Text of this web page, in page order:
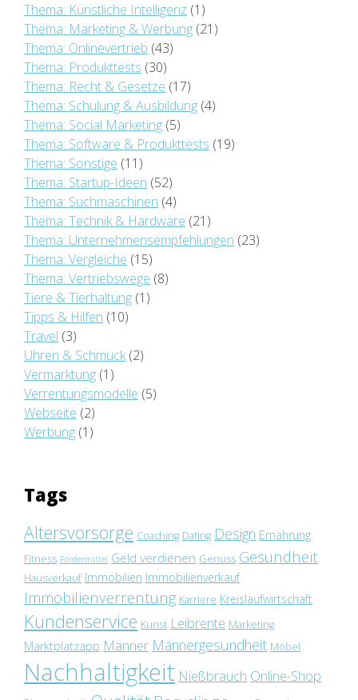
Thema: Künstliche Intelligenz (1)
Thema: Marketing & Werbung (21)
Thema: Onlinevertrieb (43)
Thema: Produkttests (30)
Thema: Recht & Gesetze (17)
Thema: Schulung & Ausbildung (4)
Thema: Social Marketing (5)
Thema: Software & Produkttests (19)
Thema: Sonstige (11)
Thema: Startup-Ideen (52)
Thema: Suchmaschinen (4)
Thema: Technik & Hardware (21)
Thema: Unternehmensempfehlungen (23)
Thema: Vergleiche (15)
Thema: Vertriebswege (8)
Tiere & Tierhaltung (1)
Tipps & Hilfen (10)
Travel (3)
Uhren & Schmuck(2)
Vermarktung (1)
Verrentungsmodelle (5)
Webseite (2)
Werbung (1)
Tags
Altersvorsorge Coaching Dating Design Ernährung
Fitness Fördermittel Geld verdienen Genuss Gesundheit
Hausverkauf Immobilien Immobilienverkauf
Immobilienverrentung Karriere Kreislaufwirtschaft
Kundenservice Kunst Leibrente Marketing
Marktplatzapp Männer Männergesundheit Möbel
Nachhaltigkeit Nießbrauch Online-Shop